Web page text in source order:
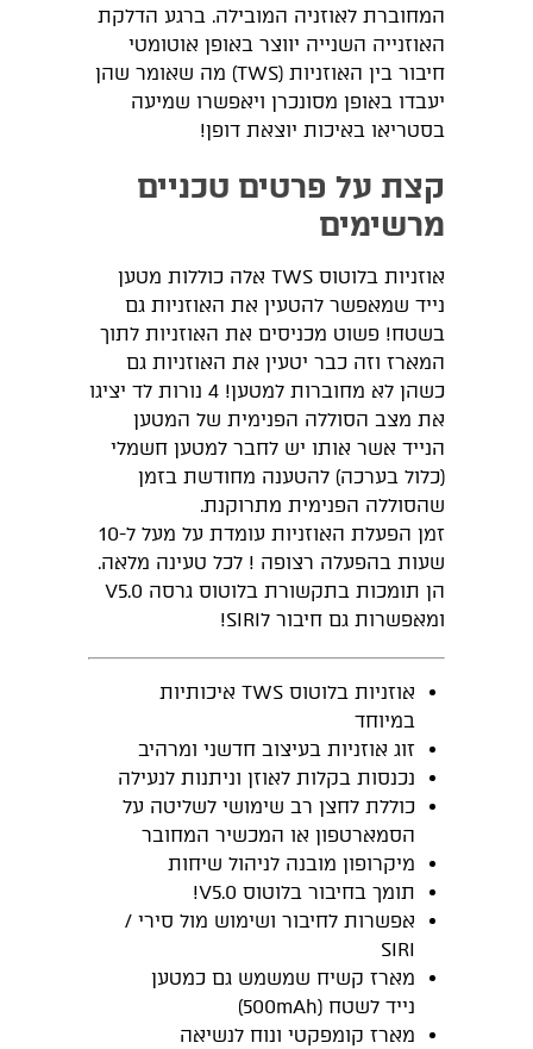
המחוברת לאוזניה המובילה. ברגע הדלקת
האוזנייה השנייה יווצר באופן אוטומטי
חיבור בין האוזניות (TWS) מה שאומר שהן
יעבדו באופן מסונכרן ויאפשרו שמיעה
בסטריאו באיכות יוצאת דופן!
קצת על פרטים טכניים
מרשימים
אוזניות בלוטוס TWS אלה כוללות מטען
נייד שמאפשר להטעין את האוזניות גם
בשטח! פשוט מכניסים את האוזניות לתוך
המארז וזה כבר יטעין את האוזניות גם
כשהן לא מחוברות למטען! 4 נורות לד יציגו
את מצב הסוללה הפנימית של המטען
הנייד אשר אותו יש לחבר למטען חשמלי
(כלול בערכה) להטענה מחודשת בזמן
שהסוללה הפנימית מתרוקנת.
זמן הפעלת האוזניות עומדת על מעל ל-10
שעות בהפעלה רצופה ! לכל טעינה מלאה.
הן תומכות בתקשורת בלוטוס גרסה V5.0
ומאפשרות גם חיבור לSIRI!
אוזניות בלוטוס TWS איכותיות
במיוחד
זוג אוזניות בעיצוב חדשני ומרהיב
נכנסות בקלות לאוזן וניתנות לנעילה
כוללת לחצן רב שימושי לשליטה על
הסמארטפון או המכשיר המחובר
מיקרופון מובנה לניהול שיחות
תומך בחיבור בלוטוס V5.0!
אפשרות לחיבור ושימוש מול סירי /
SIRI
מארז קשיח שמשמש גם כמטען
נייד לשטח (500mAh)
מארז קומפקטי ונוח לנשיאה